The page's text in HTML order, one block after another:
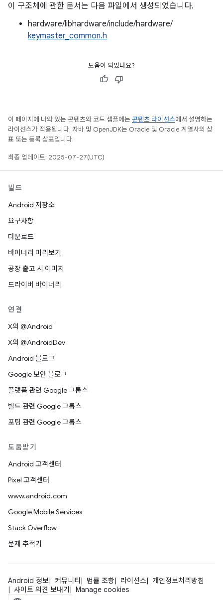
이 구조체에 관한 문서는 다음 파일에서 생성되었습니다.
hardware/libhardware/include/hardware/
keymaster_common.h
도움이 되었나요?
이 페이지에 나와 있는 콘텐츠와 코드 샘플에는 콘텐츠 라이선스에서 설명하는
라이선스가 적용됩니다. 자바 및 OpenJDK는 Oracle 및 Oracle 계열사의 상
표 또는 등록 상표입니다.
최종 업데이트: 2025-07-27(UTC)
빌드
Android 저장소
요구사항
다운로드
바이너리 미리보기
공장 출고 시 이미지
드라이버 바이너리
연결
X의 @Android
X의 @AndroidDev
Android 블로그
Google 보안 블로그
플랫폼 관련 Google 그룹스
빌드 관련 Google 그룹스
포팅 관련 Google 그룹스
도움받기
Android 고객센터
Pixel 고객센터
www.android.com
Google Mobile Services
Stack Overflow
문제 추적기
Android 정보 커뮤니티 법률 조항 라이선스
개인정보처리방침
사이트 의견 보내기
Manage cookies